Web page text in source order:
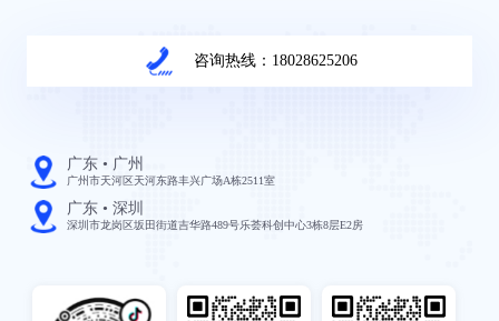
咨询热线：18028625206
广东 • 广州
广州市天河区天河东路丰兴广场A栋2511室
广东 • 深圳
深圳市龙岗区坂田街道吉华路489号乐荟科创中心3栋8层E2房